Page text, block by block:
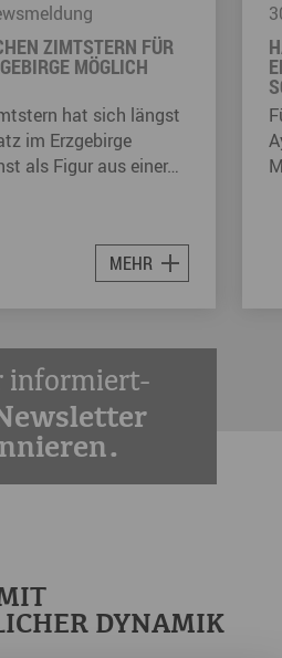
ZIMTSTERN FÜR
MÖGLICH
hat sich längst
im Erzgebirge
als Figur aus einer…
MEHR
informiert-
DYNAMIK